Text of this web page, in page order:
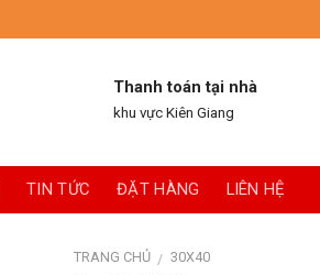
Thanh toán tại nhà
khu vực Kiên Giang
TIN TỨC ĐẶT HÀNG LIÊN HỆ
TRANG CHỦ / 30X40